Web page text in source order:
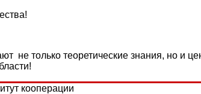
не только теоретические знания, но и
кооперации